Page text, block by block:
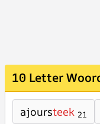
10 Letter
ajoursteek 21